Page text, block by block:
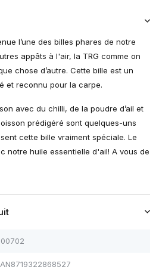
l’une des billes phares de notre
appâts à l'air, la TRG comme on
chose d’autre. Cette bille est un
et reconnu pour la carpe.
avec du chilli, de la poudre d’ail et
prédigéré sont quelques-uns
cette bille vraiment spéciale. Le
notre huile essentielle d'ail! A vous de